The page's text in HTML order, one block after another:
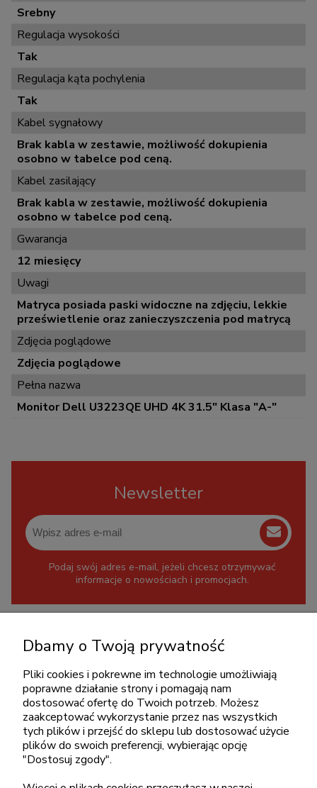
Srebny
Regulacja wysokości
Tak
Regulacja kąta pochylenia
Tak
Kabel sygnałowy
Brak kabla w zestawie, możliwość dokupienia
osobno w tabelce pod ceną.
Kabel zasilający
Brak kabla w zestawie, możliwość dokupienia
osobno w tabelce pod ceną.
Gwarancja
12 miesięcy
Uwagi
Matryca posiada paski widoczne na zdjęciu, lekkie
prześwietlenie oraz zanieczyszczenia pod matrycą
Zdjęcia poglądowe
Zdjęcia poglądowe
Pełna nazwa
Monitor Dell U3223QE UHD 4K 31.5" Klasa "A-"
Newsletter
Podaj swój adres e-mail, jeżeli chcesz otrzymywać
informacje o nowościach i promocjach.
+48 717345566
pon.-piąt.: 08:00-16:00
sklep@cebit.pl
ZAKUPY
Dbamy o Twoją prywatność
Pliki cookies i pokrewne im technologie umożliwiają
poprawne działanie strony i pomagają nam
dostosować ofertę do Twoich potrzeb. Możesz
zaakceptować wykorzystanie przez nas wszystkich
tych plików i przejść do sklepu lub dostosować użycie
plików do swoich preferencji, wybierając opcję
"Dostosuj zgody".